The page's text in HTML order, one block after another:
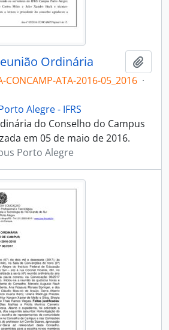
Ordinária
CONCAMP-ATA-2016-05_2016 ·
Alegre - IFRS
do Conselho do Campus
em 05 de maio de 2016.
Porto Alegre